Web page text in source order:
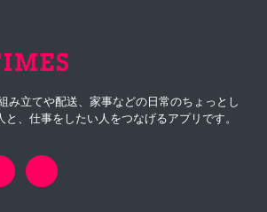
み立てや配送、家事などの日常のちょっとし
、仕事をしたい人をつなげるアプリです。